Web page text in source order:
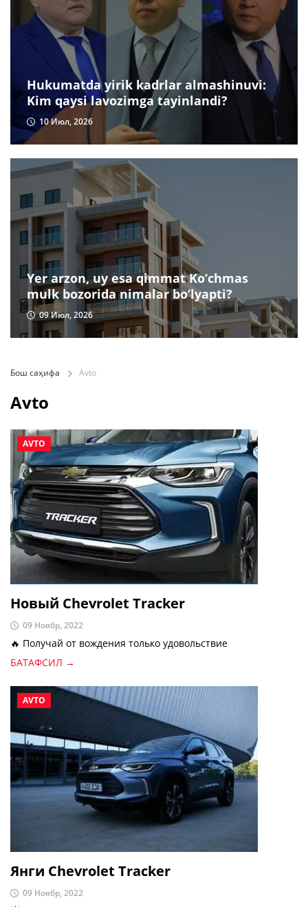
Hukumatda yirik kadrlar almashinuvi:
Kim qaysi lavozimga tayinlandi?
10 Июл, 2026
Yer arzon, uy esa qimmat Ko‘chmas
mulk bozorida nimalar bo‘lyapti?
09 Июл, 2026
Бош саҳифа Avto
Avto
AVTO
Новый Chevrolet Tracker
09 Ноябр, 2022
🔥 Получай от вождения только удовольствие
БАТАФСИЛ →
AVTO
Янги Chevrolet Tracker
09 Ноябр, 2022